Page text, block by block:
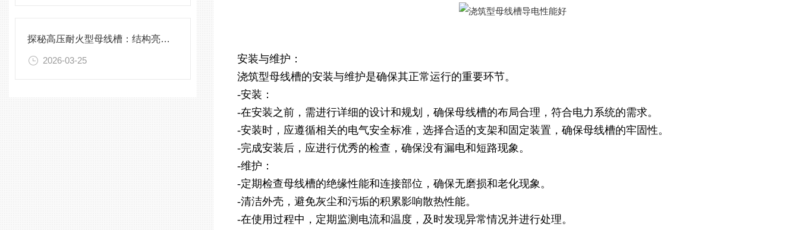
探秘高压耐火型母线槽：结构亮点与实用效能
2026-03-25
安装与维护：
浇筑型母线槽的安装与维护是确保其正常运行的重要环节。
-安装：
-在安装之前，需进行详细的设计和规划，确保母线槽的布局合理，符合电力系统的需求。
-安装时，应遵循相关的电气安全标准，选择合适的支架和固定装置，确保母线槽的牢固性。
-完成安装后，应进行优秀的检查，确保没有漏电和短路现象。
-维护：
-定期检查母线槽的绝缘性能和连接部位，确保无磨损和老化现象。
-清洁外壳，避免灰尘和污垢的积累影响散热性能。
-在使用过程中，定期监测电流和温度，及时发现异常情况并进行处理。